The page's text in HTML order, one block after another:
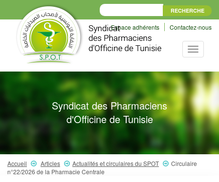
Espace adhérents Contactez-nous
Toggle
Syndicat des Pharmaciens
d'Officine de Tunisie
Accueil Articles Actualités et circulaires du SPOT
Circulaire
n°22/2026 de la Pharmacie Centrale